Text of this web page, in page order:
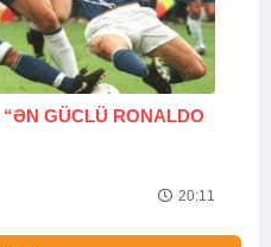
“ƏN GÜCLÜ RONALDO
20:11